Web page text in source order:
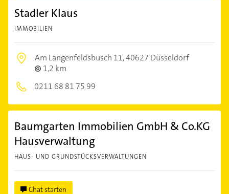
Stadler Klaus
IMMOBILIEN
Am Langenfeldsbusch 11,40627 Düsseldorf
1,2 km
0211 68 81 75 99
Baumgarten Immobilien GmbH & Co.KG
Hausverwaltung
HAUS- UND GRUNDSTÜCKSVERWALTUNGEN
Chat starten